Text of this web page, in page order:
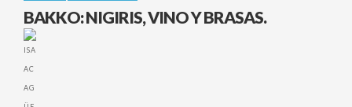
BAKKO: NIGIRIS, VINO Y BRASAS.